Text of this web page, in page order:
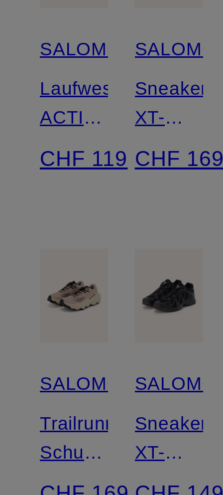
SALOMON
Laufweste
ACTIVE
SKIN 4
CHF 119
Sneaker
XT-
GTX
CHF
SALOMON
Trailrunning-
Schuhe
ULTRA
Sneaker
XT-